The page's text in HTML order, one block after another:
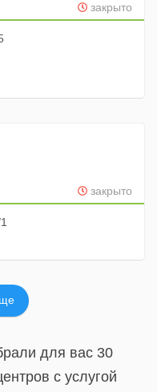
закрыто
закрыто
для вас 30
с услугой